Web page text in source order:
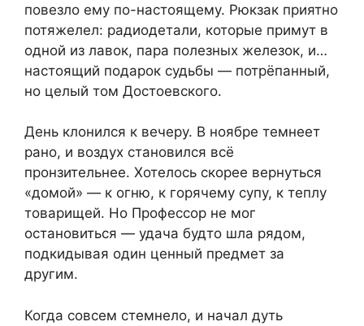
повезло ему по-настоящему. Рюкзак приятно
потяжелел: радиодетали, которые примут в
одной из лавок, пара полезных железок, и…
настоящий подарок судьбы — потрёпанный,
но целый том Достоевского.
День клонился к вечеру. В ноябре темнеет
рано, и воздух становился всё
пронзительнее. Хотелось скорее вернуться
«домой» — к огню, к горячему супу, к теплу
товарищей. Но Профессор не мог
остановиться — удача будто шла рядом,
подкидывая один ценный предмет за
другим.
Когда совсем стемнело, и начал дуть